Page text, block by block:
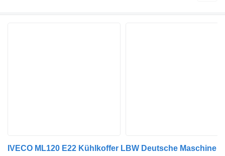
IVECO ML120 E22 Kühlkoffer LBW Deutsche Maschine